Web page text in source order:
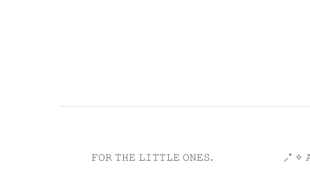
𝙵𝙾𝚁 𝚃𝙷𝙴 𝙻𝙸𝚃𝚃𝙻𝙴 𝙾𝙽𝙴𝚂. ⸝⁺ ✧